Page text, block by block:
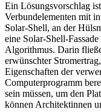
Ein Lösungsvorschlag
Verbundelementen mit
Solar-Shell, an der
eine Solar-Shell-
Algorithmus. Darin
erwünschter
Eigenschaften der
Computerprogramm
sein müssen, um den
können Architektinnen